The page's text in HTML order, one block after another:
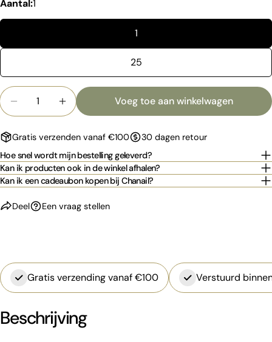
Aantal:1
1
25
Hoeveelheid
Aantal verlagen voor VIJL ELIPSA 180/240 -
Verhoog het aantal voor VIJL ELIPSA
Voeg toe aan winkelwagen
Gratis verzenden vanaf €100
30 dagen retour
Hoe snel wordt mijn bestelling geleverd?
Kan ik producten ook in de winkel afhalen?
Kan ik een cadeaubon kopen bij Chanail?
Deel Een vraag stellen
email
Jouw
bericht
De met * gemarkeerde velden zijn verplicht.
Stuur vraag
Gratis verzending vanaf €100 Verstuurd
Beschrijving